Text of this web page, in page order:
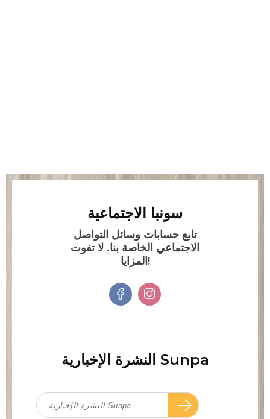
سونبا الاجتماعية
تابع حسابات وسائل التواصل
الاجتماعي الخاصة بنا. لا تفوت
المزايا!
النشرة الإخبارية Sunpa